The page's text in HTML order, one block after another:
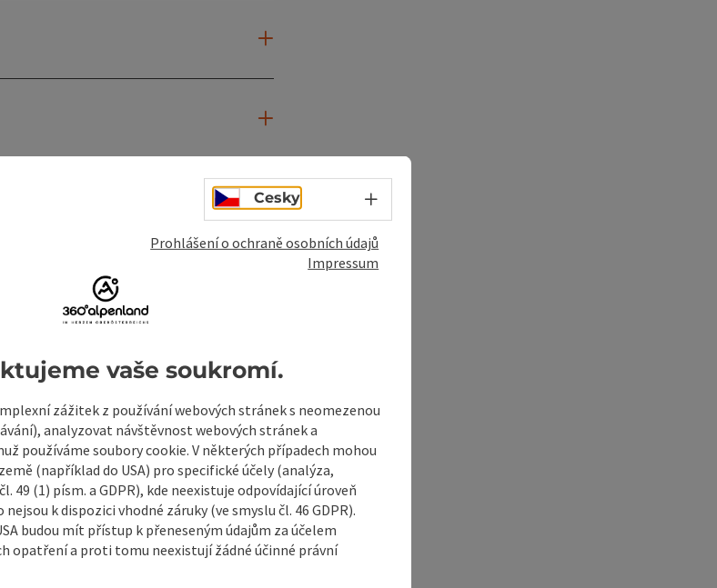
Vytisknout příspěvek
Cesky Volba jazyka - Otevřít menu
Prohlášení o ochraně osobních údajů
Impressum
vaše soukromí.
zážitek z používání webových stránek s neomezenou
analyzovat návštěvnost webových stránek a
používáme soubory cookie. V některých případech mohou
(například do USA) pro specifické účely (analýza,
49 (1) písm. a GDPR), kde neexistuje odpovídající úroveň
nejsou k dispozici vhodné záruky (ve smyslu čl. 46 GDPR).
budou mít přístup k přeneseným údajům za účelem
opatření a proti tomu neexistují žádné účinné právní